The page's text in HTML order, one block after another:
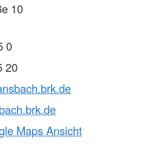
10
0
20
Maps Ansicht